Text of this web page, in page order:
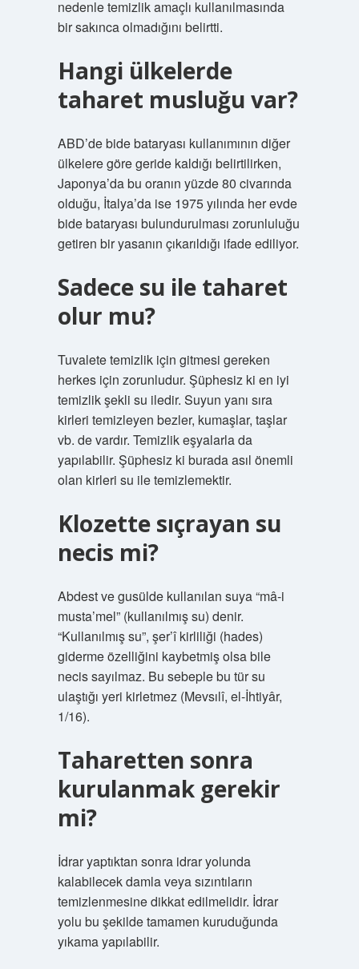
nedenle temizlik amaçlı kullanılmasında
bir sakınca olmadığını belirtti.
Hangi ülkelerde
taharet musluğu var?
ABD’de bide bataryası kullanımının diğer
ülkelere göre geride kaldığı belirtilirken,
Japonya’da bu oranın yüzde 80 civarında
olduğu, İtalya’da ise 1975 yılında her evde
bide bataryası bulundurulması zorunluluğu
getiren bir yasanın çıkarıldığı ifade ediliyor.
Sadece su ile taharet
olur mu?
Tuvalete temizlik için gitmesi gereken
herkes için zorunludur. Şüphesiz ki en iyi
temizlik şekli su iledir. Suyun yanı sıra
kirleri temizleyen bezler, kumaşlar, taşlar
vb. de vardır. Temizlik eşyalarla da
yapılabilir. Şüphesiz ki burada asıl önemli
olan kirleri su ile temizlemektir.
Klozette sıçrayan su
necis mi?
Abdest ve gusülde kullanılan suya “mâ-i
musta’mel” (kullanılmış su) denir.
“Kullanılmış su”, şer’î kirliliği (hades)
giderme özelliğini kaybetmiş olsa bile
necis sayılmaz. Bu sebeple bu tür su
ulaştığı yeri kirletmez (Mevsılî, el-İhtiyâr,
1/16).
Taharetten sonra
kurulanmak gerekir
mi?
İdrar yaptıktan sonra idrar yolunda
kalabilecek damla veya sızıntıların
temizlenmesine dikkat edilmelidir. İdrar
yolu bu şekilde tamamen kuruduğunda
yıkama yapılabilir.